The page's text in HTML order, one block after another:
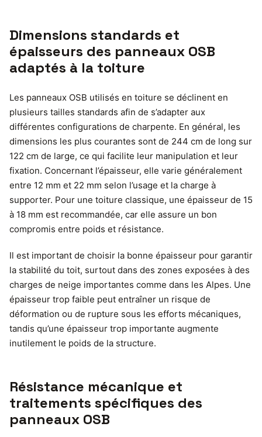
Dimensions standards et
épaisseurs des panneaux OSB
adaptés à la toiture
Les panneaux OSB utilisés en toiture se déclinent en
plusieurs tailles standards afin de s’adapter aux
différentes configurations de charpente. En général, les
dimensions les plus courantes sont de 244 cm de long sur
122 cm de large, ce qui facilite leur manipulation et leur
fixation. Concernant l’épaisseur, elle varie généralement
entre 12 mm et 22 mm selon l’usage et la charge à
supporter. Pour une toiture classique, une épaisseur de 15
à 18 mm est recommandée, car elle assure un bon
compromis entre poids et résistance.
Il est important de choisir la bonne épaisseur pour garantir
la stabilité du toit, surtout dans des zones exposées à des
charges de neige importantes comme dans les Alpes. Une
épaisseur trop faible peut entraîner un risque de
déformation ou de rupture sous les efforts mécaniques,
tandis qu’une épaisseur trop importante augmente
inutilement le poids de la structure.
Résistance mécanique et
traitements spécifiques des
panneaux OSB